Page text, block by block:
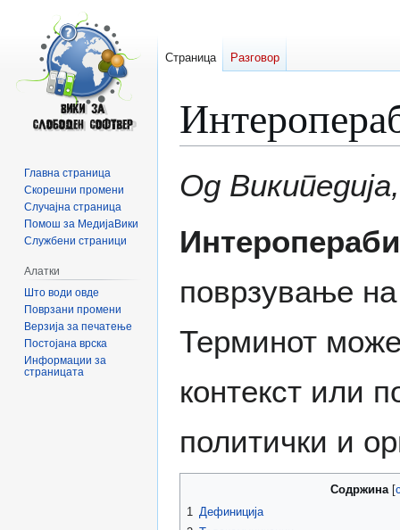
на
на
Од
поврзување
Терминот
контекст или
политички и
Содржина
1 Дефиниција
Страница Разговор
Главна страница
Скорешни промени
Случајна страница
Помош за МедијаВики
Службени страници
Алатки
Што води овде
Поврзани промени
Верзија за печатење
Постојана врска
Информации за
страницата